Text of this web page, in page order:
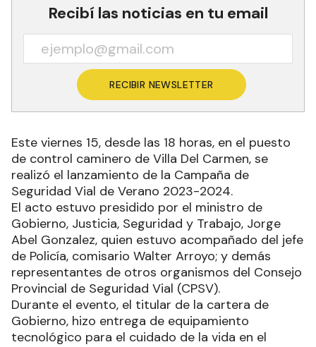
Recibí las noticias en tu email
RECIBIR NEWSLETTER
Este viernes 15, desde las 18 horas, en el puesto
de control caminero de Villa Del Carmen, se
realizó el lanzamiento de la Campaña de
Seguridad Vial de Verano 2023-2024.
El acto estuvo presidido por el ministro de
Gobierno, Justicia, Seguridad y Trabajo, Jorge
Abel Gonzalez, quien estuvo acompañado del jefe
de Policía, comisario Walter Arroyo; y demás
representantes de otros organismos del Consejo
Provincial de Seguridad Vial (CPSV).
Durante el evento, el titular de la cartera de
Gobierno, hizo entrega de equipamiento
tecnológico para el cuidado de la vida en el